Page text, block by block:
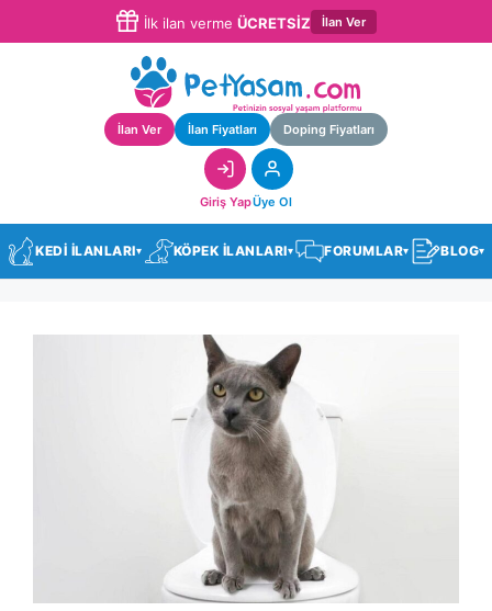
İlk ilan verme ÜCRETSİZ İlan Ver
İlan Ver İlan Fiyatları Doping Fiyatları
Giriş YapÜye Ol
KEDİ İLANLARI▾ KÖPEK İLANLARI▾ FORUMLAR▾ BLOG▾